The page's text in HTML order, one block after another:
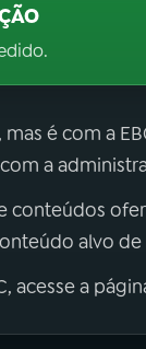
é com a
a
conteúdos
alvo de
acesse a